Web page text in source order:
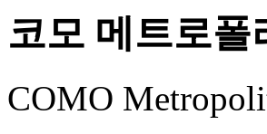
코모 메트로폴
COMO